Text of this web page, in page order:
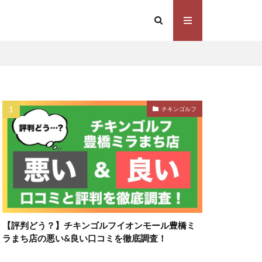
チキンゴルフ
【評判どう？】チキンゴルフイオンモール豊橋ミ
ラまち店の悪い&良い口コミを徹底調査！